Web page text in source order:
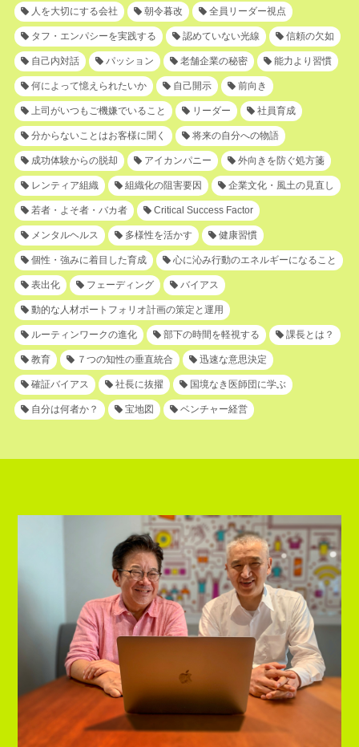
人を大切にする会社 朝令暮改 全員リーダー視点
タフ・エンパシーを実践する 認めていない光線 信頼の欠如
自己内対話 パッション 老舗企業の秘密 能力より習慣
何によって憶えられたいか 自己開示 前向き
上司がいつもご機嫌でいること リーダー 社員育成
分からないことはお客様に聞く 将来の自分への物語
成功体験からの脱却 アイカンパニー 外向きを防ぐ処方箋
レンティア組織 組織化の阻害要因 企業文化・風土の見直し
若者・よそ者・バカ者 Critical Success Factor
メンタルヘルス 多様性を活かす 健康習慣
個性・強みに着目した育成 心に沁み行動のエネルギーになること
表出化 フェーディング バイアス
動的な人材ポートフォリオ計画の策定と運用
ルーティンワークの進化 部下の時間を軽視する 課長とは？
教育 ７つの知性の垂直統合 迅速な意思決定
確証バイアス 社長に抜擢 国境なき医師団に学ぶ
自分は何者か？ 宝地図 ベンチャー経営